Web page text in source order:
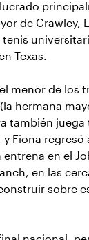
de Crawley,
Texas.
menor de los
hermana
también juega
Fiona regresó
entrena en el
en las
sobre